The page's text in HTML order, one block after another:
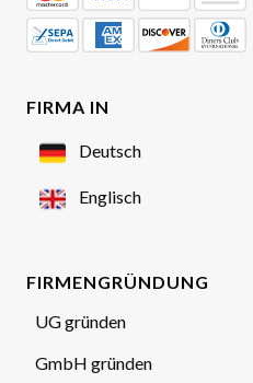
FIRMA IN
Deutsch
Englisch
FIRMENGRÜNDUNG
UG gründen
GmbH gründen